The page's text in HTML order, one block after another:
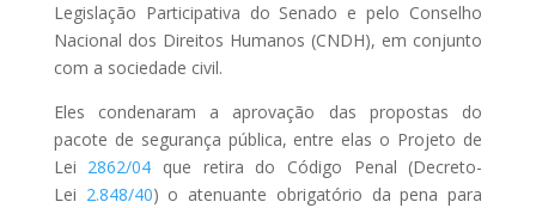
Legislação Participativa do Senado e pelo Conselho
Nacional dos Direitos Humanos (CNDH), em conjunto
com a sociedade civil.
Eles condenaram a aprovação das propostas do
pacote de segurança pública, entre elas o Projeto de
Lei 2862/04 que retira do Código Penal (Decreto-
Lei 2.848/40) o atenuante obrigatório da pena para